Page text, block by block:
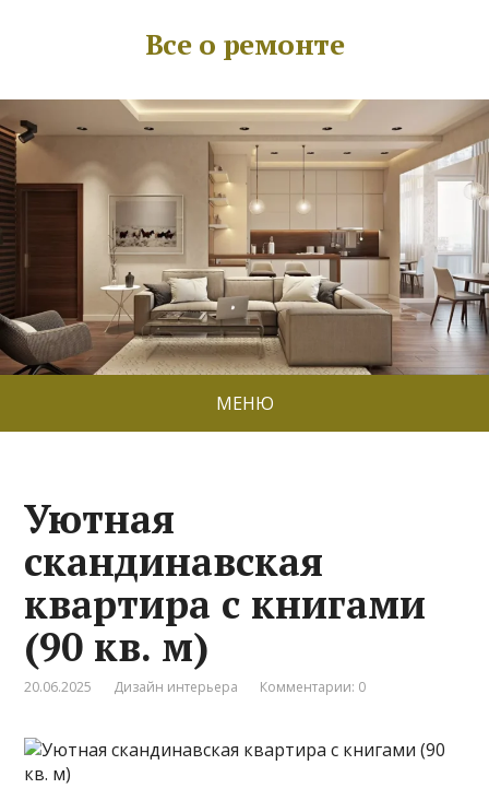
Все о ремонте
МЕНЮ
Уютная
скандинавская
квартира с книгами
(90 кв. м)
20.06.2025 Дизайн интерьера Комментарии: 0